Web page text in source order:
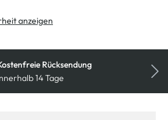
anzeigen
Rücksendung
14 Tage